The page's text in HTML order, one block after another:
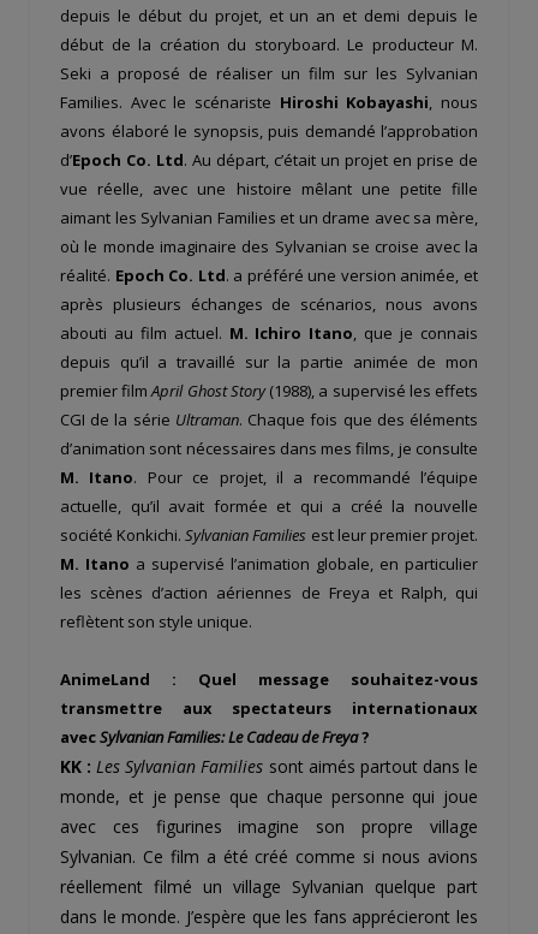
depuis le début du projet, et un an et demi depuis le
début de la création du storyboard. Le producteur M.
Seki a proposé de réaliser un film sur les Sylvanian
Families. Avec le scénariste Hiroshi Kobayashi, nous
avons élaboré le synopsis, puis demandé l’approbation
d’Epoch Co. Ltd. Au départ, c’était un projet en prise de
vue réelle, avec une histoire mêlant une petite fille
aimant les Sylvanian Families et un drame avec sa mère,
où le monde imaginaire des Sylvanian se croise avec la
réalité. Epoch Co. Ltd. a préféré une version animée, et
après plusieurs échanges de scénarios, nous avons
abouti au film actuel. M. Ichiro Itano, que je connais
depuis qu’il a travaillé sur la partie animée de mon
premier filmApril Ghost Story(1988), a supervisé les effets
CGI de la série Ultraman. Chaque fois que des éléments
d’animation sont nécessaires dans mes films, je consulte
M. Itano. Pour ce projet, il a recommandé l’équipe
actuelle, qu’il avait formée et qui a créé la nouvelle
société Konkichi.Sylvanian Families est leur premier projet.
M. Itano a supervisé l’animation globale, en particulier
les scènes d’action aériennes de Freya et Ralph, qui
reflètent son style unique.
AnimeLand : Quel message souhaitez-vous
transmettre aux spectateurs internationaux
avecSylvanian Families: Le Cadeau de Freya?
KK : Les Sylvanian Families sont aimés partout dans le
monde, et je pense que chaque personne qui joue
avec ces figurines imagine son propre village
Sylvanian. Ce film a été créé comme si nous avions
réellement filmé un village Sylvanian quelque part
dans le monde. J’espère que les fans apprécieront les